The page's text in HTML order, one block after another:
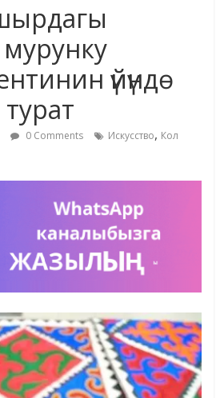
үйүндө
0 Comments Искусство, Кол